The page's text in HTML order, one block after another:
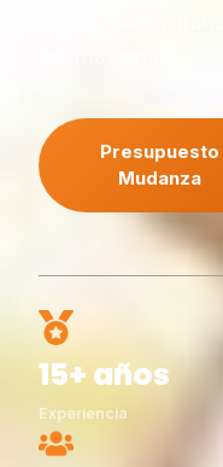
desmontaje y
Presupuesto
Mudanza
15+ años
Experiencia